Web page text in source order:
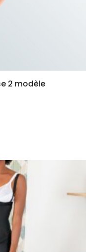
2 modèle